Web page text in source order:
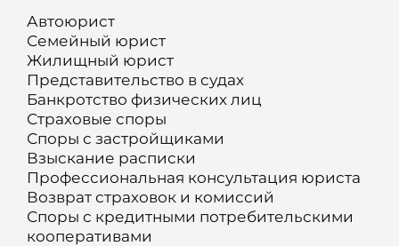
Автоюрист
Семейный юрист
Жилищный юрист
Представительство в судах
Банкротство физических лиц
Страховые споры
Споры с застройщиками
Взыскание расписки
Профессиональная консультация юриста
Возврат страховок и комиссий
Споры с кредитными потребительскими
кооперативами